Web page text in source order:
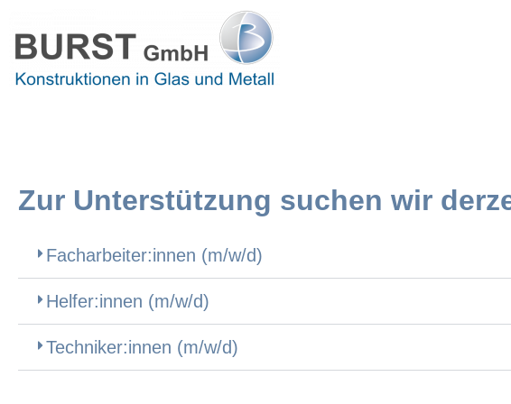
Zur Unterstützung suchen wir
Facharbeiter:innen (m/w/d)
Helfer:innen (m/w/d)
Techniker:innen (m/w/d)